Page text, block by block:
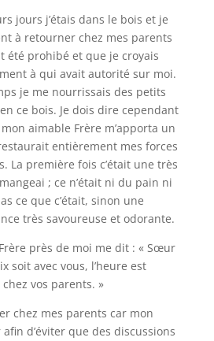
jours j’étais dans le bois et je
à retourner chez mes parents
été prohibé et que je croyais
à qui avait autorité sur moi.
je me nourrissais des petits
ce bois. Je dois dire cependant
aimable Frère m’apporta un
entièrement mes forces
La première fois c’était une très
; ce n’était ni du pain ni
ce que c’était, sinon une
très savoureuse et odorante.
près de moi me dit : « Sœur
soit avec vous, l’heure est
vos parents. »
chez mes parents car mon
d’éviter que des discussions